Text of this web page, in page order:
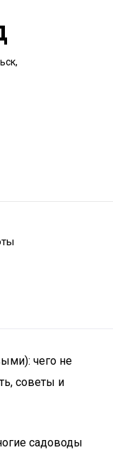
чего не
советы и
садоводы